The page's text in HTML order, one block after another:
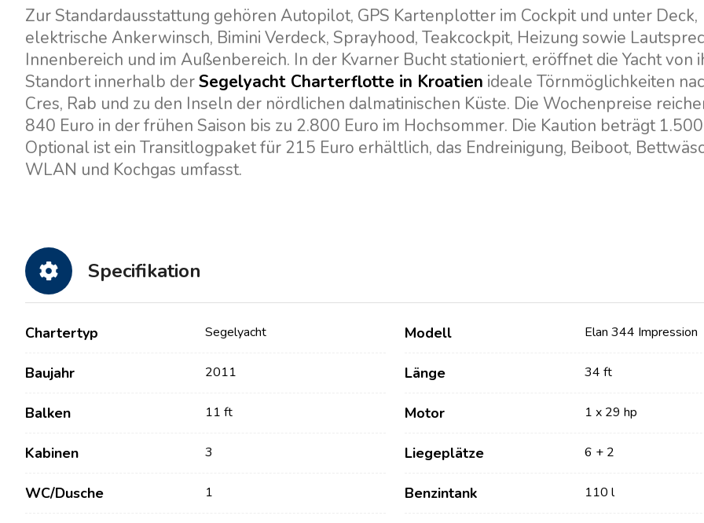
Zur Standardausstattung gehören Autopilot, GPS Kartenplotter im Cockpit und unter Deck,
elektrische Ankerwinsch, Bimini Verdeck, Sprayhood, Teakcockpit, Heizung sowie
Innenbereich und im Außenbereich. In der Kvarner Bucht stationiert, eröffnet die Yacht von
Standort innerhalb derSegelyacht Charterflotte in Kroatien ideale Törnmöglichkeiten
Cres, Rab und zu den Inseln der nördlichen dalmatinischen Küste. Die Wochenpreise
840 Euro in der frühen Saison bis zu 2.800 Euro im Hochsommer. Die Kaution beträgt
Optional ist ein Transitlogpaket für 215 Euro erhältlich, das Endreinigung, Beiboot,
WLAN und Kochgas umfasst.
Specifikation
Chartertyp Segelyacht Modell Elan 344 Impression
Baujahr 2011 Länge 34 ft
Balken 11 ft Motor 1 x 29 hp
Kabinen 3 Liegeplätze 6 + 2
WC/Dusche 1 Benzintank 110 l
Kontakt
Nachrichten / Blog
Unsere Flotte
Segelboote
Dienstleistungen
Bareboat Yachtcharter
Destinations
Segelregion Zadar